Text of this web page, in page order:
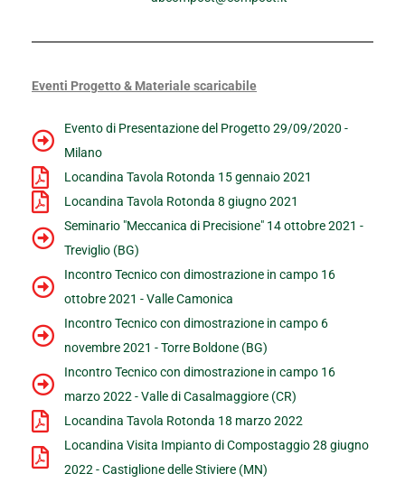
Eventi Progetto & Materiale scaricabile
Evento di Presentazione del Progetto 29/09/2020 -
Milano
Locandina Tavola Rotonda 15 gennaio 2021
Locandina Tavola Rotonda 8 giugno 2021
Seminario "Meccanica di Precisione" 14 ottobre 2021 -
Treviglio (BG)
Incontro Tecnico con dimostrazione in campo 16
ottobre 2021 - Valle Camonica
Incontro Tecnico con dimostrazione in campo 6
novembre 2021 - Torre Boldone (BG)
Incontro Tecnico con dimostrazione in campo 16
marzo 2022 - Valle di Casalmaggiore (CR)
Locandina Tavola Rotonda 18 marzo 2022
Locandina Visita Impianto di Compostaggio 28 giugno
2022 - Castiglione delle Stiviere (MN)